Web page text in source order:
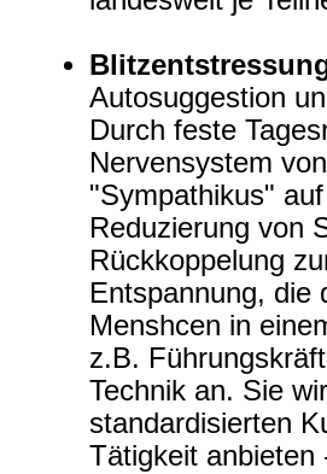
Autosuggestion
Durch feste
Nervensystem von dem ausführenden Menschen gezielt von
"Sympathikus"
Reduzierung von
Rückkoppelung zum Hypothalamus erfährt der Mensch
Entspannung, die
Menshcen in
z.B. Führungskräfte, Piloten, Profi-Sportler und Ärzte wenden diese
Technik an. Sie
standardisierten
Tätigkeit